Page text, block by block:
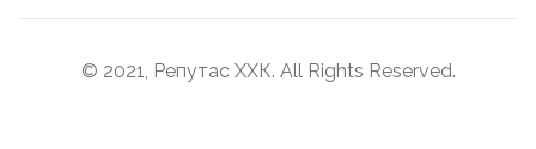
© 2021, Репутас ХХК. All Rights Reserved.